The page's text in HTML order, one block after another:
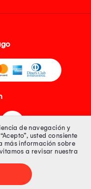
Todos los derechos
de navegación y
usted consiente
más información sobre
a revisar nuestra